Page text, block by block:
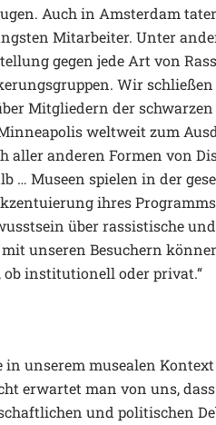
Auch in Amsterdam
Mitarbeiter. Unter
gegen jede Art von
Wir
Mitgliedern der
weltweit zum
aller anderen Formen von
… Museen spielen in der
ihres
über rassistische und
unseren Besuchern
ob institutionell oder privat.“
in unserem musealen
erwartet man von uns,
und politischen